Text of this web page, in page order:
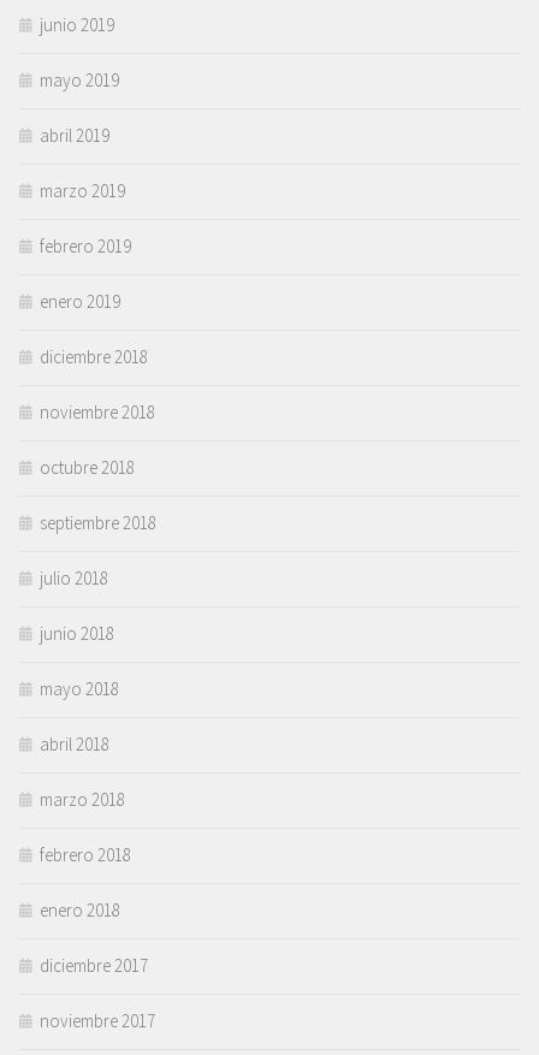
junio 2019
mayo 2019
abril 2019
marzo 2019
febrero 2019
enero 2019
diciembre 2018
noviembre 2018
octubre 2018
septiembre 2018
julio 2018
junio 2018
mayo 2018
abril 2018
marzo 2018
febrero 2018
enero 2018
diciembre 2017
noviembre 2017